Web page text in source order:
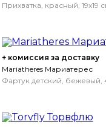
Прихватка, красный, 19x19
+ комиссия за доставку
Mariatheres Мариатерес
Фартук детский, бежевый,